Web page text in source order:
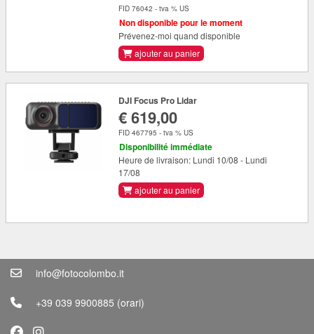
FID 76042 - tva % US
Non disponible pour le moment
Prévenez-moi quand disponible
ajouter au panier
DJI Focus Pro Lidar
€ 619,00
FID 467795 - tva % US
Disponibilité immédiate
Heure de livraison: Lundi 10/08 - Lundi
17/08
ajouter au panier
info@fotocolombo.it
+39 039 9900885 (orari)